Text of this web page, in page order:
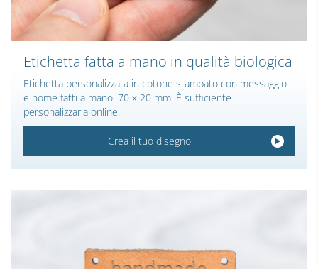
Etichetta fatta a mano in qualità biologica
Etichetta personalizzata in cotone stampato con messaggio
e nome fatti a mano. 70 x 20 mm. È sufficiente
personalizzarla online.
Crea il tuo disegno